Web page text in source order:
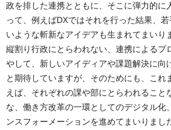
政を排した連携とともに、そこに弾力的に
って、例えばDXではそれを行った結果、
いような斬新なアイデアも生まれてまいり
縦割り行政にとらわれない、連携によるプ
やして、新しいアイディアや課題解決に向
と期待していますが、そのためにも、これ
えば、それぞれの課や部にとらわれること
な、働き方改革の一環としてのデジタル化
ンスフォーメーションを進めてまいりまし